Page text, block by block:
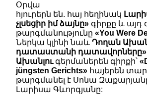
Օրվա
հյուրերն են. հայ հեղինակ
չլսեցիր իմ ձայնը» գիրքը և այդ
թարգմանությունը «You Were
Ներկա կլինի նաև Դողան
դատաստանի դատավորները»
Ախանլուգերմաներեն գիրքի՝
jüngsten Gerichts» հայերեն
թարգմանել է Սոնա
Լարիսա Գևորգյանը: